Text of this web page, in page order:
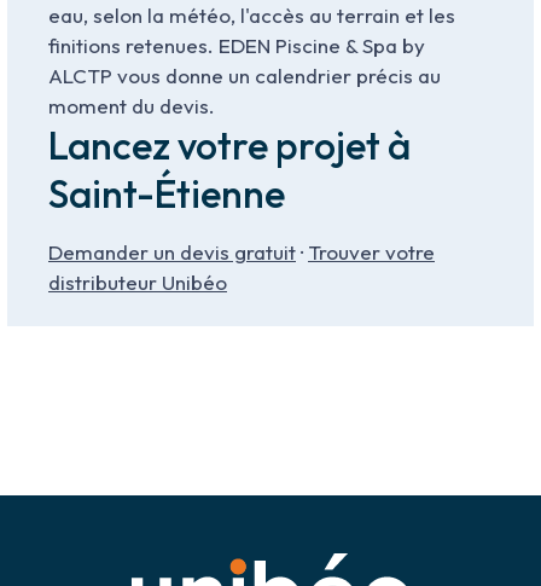
eau, selon la météo, l'accès au terrain et les
finitions retenues. EDEN Piscine & Spa by
ALCTP vous donne un calendrier précis au
moment du devis.
Lancez votre projet à
Saint-Étienne
Demander un devis gratuit· Trouver votre
distributeur Unibéo